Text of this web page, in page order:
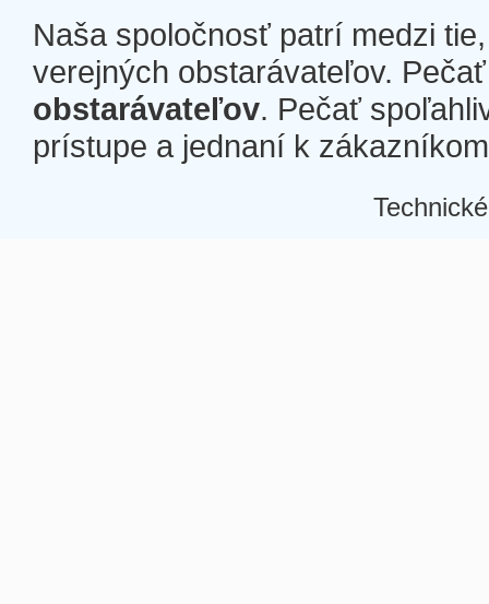
Naša spoločnosť patrí medzi
verejných obstarávateľov.
obstarávateľov. Pečať
prístupe a jednaní k